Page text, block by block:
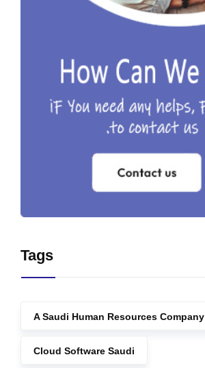
Tags
A Saudi Human Resources Company
Cloud Software Saudi